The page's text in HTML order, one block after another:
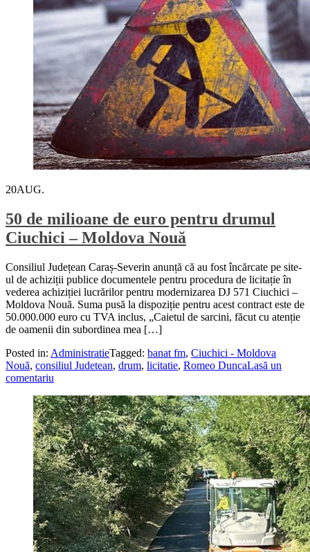
20AUG.
50 de milioane de euro pentru drumul
Ciuchici – Moldova Nouă
Consiliul Județean Caraș-Severin anunță că au fost încărcate pe site-
ul de achiziții publice documentele pentru procedura de licitație în
vederea achiziției lucrărilor pentru modernizarea DJ 571 Ciuchici –
Moldova Nouă. Suma pusă la dispoziție pentru acest contract este de
50.000.000 euro cu TVA inclus, „Caietul de sarcini, făcut cu atenție
de oamenii din subordinea mea […]
Posted in: AdministratieTagged: banat fm, Ciuchici - Moldova
Nouă, consiliul Judetean, drum, licitatie, Romeo DuncaLasă un
comentariu